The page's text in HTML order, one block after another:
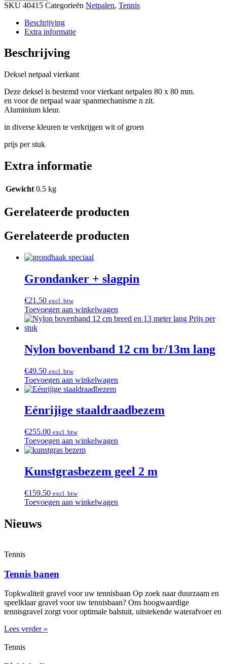
SKU 40415 Categorieën Netpalen, Tennis
Beschrijving
Extra informatie
Beschrijving
Deksel netpaal vierkant
Deze deksel is bestemd voor vierkant netpalen 80 x 80 mm.
en voor de netpaal waar spanmechanisme n zit.
Aluminium kleur.
in diverse kleuren te verkrijgen wit of groen
prijs per stuk
Extra informatie
Gewicht 0.5 kg
Gerelateerde producten
Gerelateerde producten
Grondanker + slagpin
€21.50 excl. btw
Toevoegen aan winkelwagen
Nylon bovenband 12 cm br/13m lang
€49.50 excl. btw
Toevoegen aan winkelwagen
Eénrijige staaldraadbezem
€255.00 excl. btw
Toevoegen aan winkelwagen
Kunstgrasbezem geel 2 m
€159.50 excl. btw
Toevoegen aan winkelwagen
Nieuws
Tennis
Tennis banen
Topkwaliteit gravel voor uw tennisbaan Op zoek naar duurzaam en
speelklaar gravel voor uw tennisbaan? Ons hoogwaardige
tennisgravel zorgt voor optimale balstuit, uitstekende waterafvoer en
Lees verder »
Tennis